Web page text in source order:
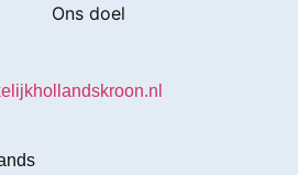
Ons doel